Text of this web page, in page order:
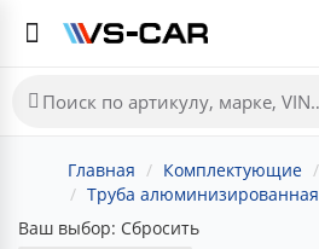
Главная Комплектующие
Труба алюминизированная
Ваш выбор: Сбросить